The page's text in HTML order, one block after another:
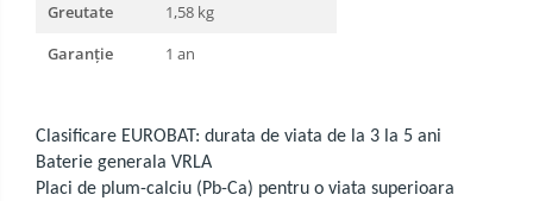
Greutate
1,58 kg
Garanție
1 an
Clasificare EUROBAT: durata de viata de la 3 la 5 ani
Baterie generala VRLA
Placi de plum-calciu (Pb-Ca) pentru o viata superioara